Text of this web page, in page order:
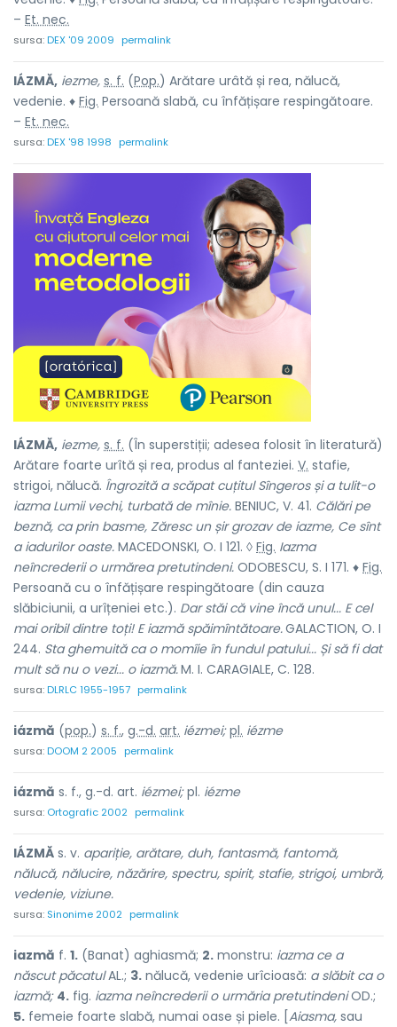
– Et. nec.
sursa:DEX '09 2009 permalink
IÁZMĂ, iezme, s. f. (Pop.) Arătare urâtă și rea, nălucă,
vedenie. ♦ Fig. Persoană slabă, cu înfățișare respingătoare.
– Et. nec.
sursa:DEX '98 1998 permalink
IÁZMĂ, iezme, s. f. (În superstiții; adesea folosit în literatură)
Arătare foarte urîtă și rea, produs al fanteziei. V. stafie,
strigoi, nălucă. Îngrozită a scăpat cuțitul Sîngeros și a tulit-o
iazma Lumii vechi, turbată de mînie. BENIUC, V. 41. Călări pe
beznă, ca prin basme, Zăresc un șir grozav de iazme, Ce sînt
a iadurilor oaste. MACEDONSKI, O. I 121. ◊ Fig. Iazma
neîncrederii o urmărea pretutindeni. ODOBESCU, S. I 171. ♦ Fig.
Persoană cu o înfățișare respingătoare (din cauza
slăbiciunii, a urîțeniei etc.). Dar stăi că vine încă unul... E cel
mai oribil dintre toți! E iazmă spăimîntătoare.GALACTION, O. I
244. Sta ghemuită ca o momîie în fundul patului... Și să fi dat
mult să nu o vezi... o iazmă.M. I. CARAGIALE, C. 128.
sursa:DLRLC 1955-1957 permalink
iázmă (pop.) s. f., g.-d. art. iézmei; pl. iézme
sursa:DOOM 2 2005 permalink
iázmă s. f., g.-d. art. iézmei;pl. iézme
sursa: Ortografic 2002 permalink
IÁZMĂ s. v. apariție, arătare, duh, fantasmă, fantomă,
nălucă, nălucire, năzărire, spectru, spirit, stafie, strigoi, umbră,
vedenie, viziune.
sursa: Sinonime 2002 permalink
iazmă f. 1. (Banat) aghiasmă; 2. monstru: iazma ce a
născut păcatulAL.; 3. nălucă, vedenie urîcioasă: a slăbit ca o
iazmă; 4. fig. iazma neîncrederii o urmăria pretutindeniOD.;
5. femeie foarte slabă, numai oase și piele. [ Aiasma, sau